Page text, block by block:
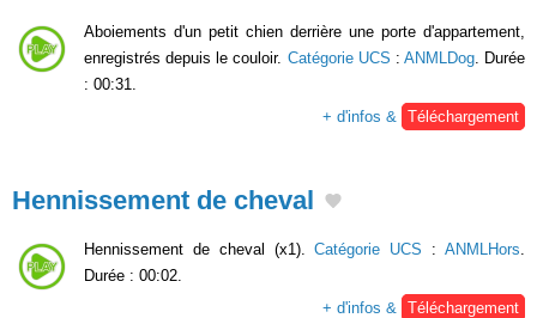
Aboiements d'un petit chien derrière une porte d'appartement,
enregistrés depuis le couloir. Catégorie UCS : ANMLDog. Durée
: 00:31.
+ d'infos & Téléchargement
Hennissement de cheval
Hennissement de cheval (x1).Catégorie UCS :ANMLHors
Durée : 00:02.
+ d'infos &
Téléchargement